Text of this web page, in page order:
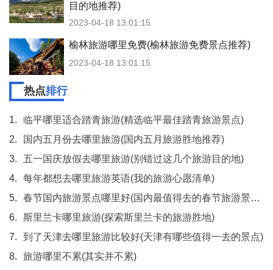
目的地推荐)
2023-04-18 13:01:15
榆林旅游哪里免费(榆林旅游免费景点推荐)
2023-04-18 13:01:15
热点排行
1.
临平哪里适合踏青旅游(精选临平最佳踏青旅游景点)
2.
国内五月份去哪里旅游(国内五月旅游胜地推荐)
3.
五一国庆放假去哪里旅游(别错过这几个旅游目的地)
4.
每年都想去哪里旅游英语(我的旅游心愿清单)
5.
春节国内旅游景点哪里好(国内最值得去的春节旅游景点TOP6)
6.
斯里兰卡哪里旅游(探索斯里兰卡的旅游胜地)
7.
到了天津去哪里旅游比较好(天津有哪些值得一去的景点)
8.
旅游哪里不累(其实并不累)